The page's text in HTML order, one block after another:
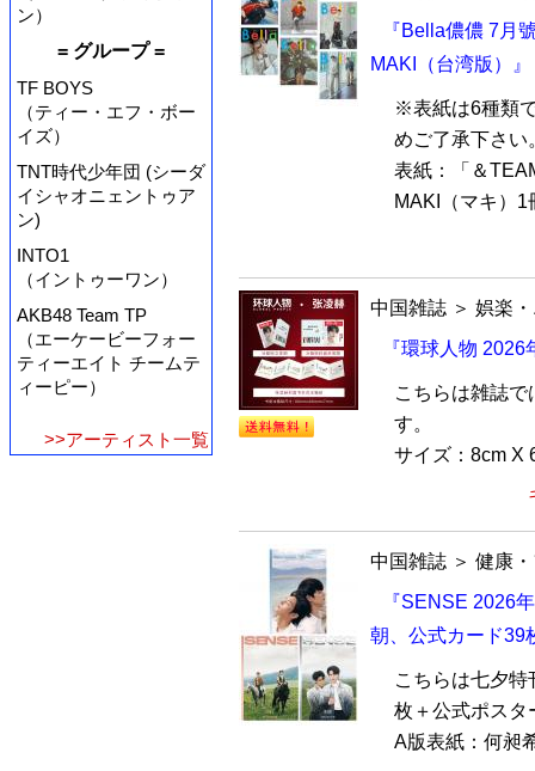
ン）
= グループ =
TF BOYS
（ティー・エフ・ボー
イズ）
TNT時代少年団 (シーダ
イシャオニェントゥア
ン)
INTO1
（イントゥーワン）
AKB48 Team TP
（エーケービーフォー
ティーエイト チームテ
ィーピー）
>>アーティスト一覧
『Bella儂儂 7月
MAKI（台湾版）』
※表紙は6種類
めご了承下さい
表紙：「＆
MAKI（マキ）1
中国雑誌 ＞ 娯楽
『環球人物
こちらは雑誌
す。
サイズ：8cm X
中国雑誌 ＞ 健康
『SENSE 2026
朝、公式カード39
こちらは七夕
枚＋公式ポスタ
A版表紙：何昶